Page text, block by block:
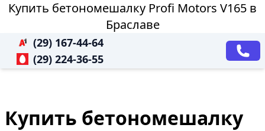
Купить бетономешалку Profi Motors V165 в
Браславе
(29) 167-44-64
(29) 224-36-55
Купить бетономешалку